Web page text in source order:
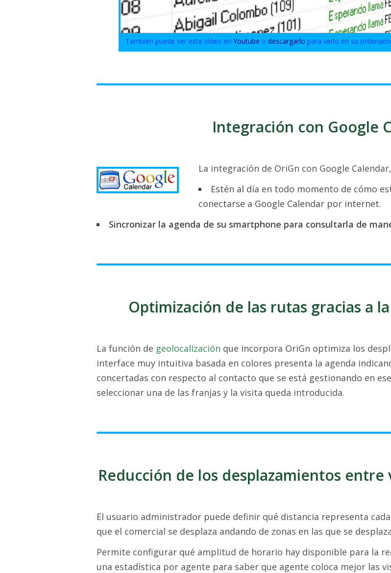
También puede ver este vídeo en Youtube o descargarlo para verlo en su
Integración con Google
La integración de OriGn con Google
Estén al día en todo momento de cómo
conectarse a Google Calendar por internet.
Sincronizar la agenda de su smartphone para consultarla de
Optimización de las rutas gracias a la
La función de geolocalización que incorpora OriGn optimiza los
interface muy intuitiva basada en colores presenta la agenda
concertadas con respecto al contacto que se está gestionando en
seleccionar una de las franjas y la visita queda introducida.
Reducción de los desplazamientos
El usuario administrador puede definir qué distancia representa
que el comercial se desplaza andando de zonas en las que se
Permite configurar qué amplitud de horario hay disponible para la
una estadística por agente para saber que agente coloca mejor las